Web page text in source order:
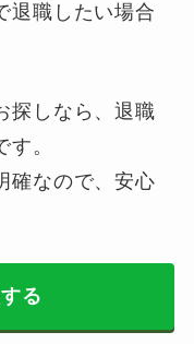
退職したい場合
探しなら、退職
。
確なので、安心
る